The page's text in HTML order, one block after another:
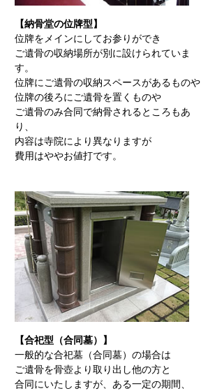
【納骨堂の位牌型】
位牌をメインにしてお参りができ
ご遺骨の収納場所が別に設けられていま
す。
位牌にご遺骨の収納スペースがあるものや
位牌の後ろにご遺骨を置くものや
ご遺骨のみ合同で納骨されるところもあ
り、
内容は寺院により異なりますが
費用はややお値打です。
【合祀型（合同墓）】
一般的な合祀墓（合同墓）の場合は
ご遺骨を骨壺より取り出し他の方と
合同にいたしますが、ある一定の期間、